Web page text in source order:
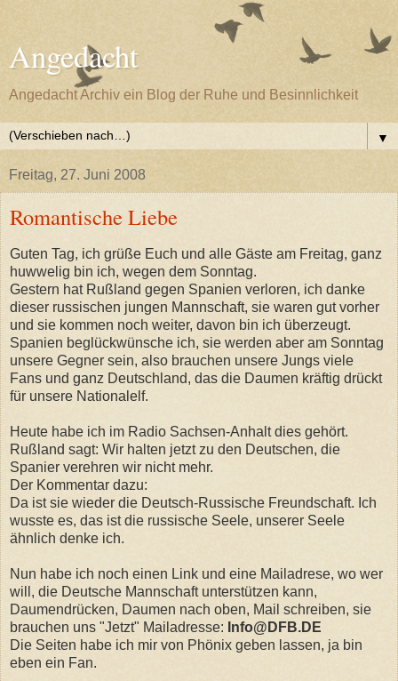
Angedacht
Angedacht Archiv ein Blog der Ruhe und Besinnlichkeit
▼
Freitag, 27. Juni 2008
Romantische Liebe
Guten Tag, ich grüße Euch und alle Gäste am Freitag, ganz
huwwelig bin ich, wegen dem Sonntag.
Gestern hat Rußland gegen Spanien verloren, ich danke
dieser russischen jungen Mannschaft, sie waren gut vorher
und sie kommen noch weiter, davon bin ich überzeugt.
Spanien beglückwünsche ich, sie werden aber am Sonntag
unsere Gegner sein, also brauchen unsere Jungs viele
Fans und ganz Deutschland, das die Daumen kräftig drückt
für unsere Nationalelf.
Heute habe ich im Radio Sachsen-Anhalt dies gehört.
Rußland sagt: Wir halten jetzt zu den Deutschen, die
Spanier verehren wir nicht mehr.
Der Kommentar dazu:
Da ist sie wieder die Deutsch-Russische Freundschaft. Ich
wusste es, das ist die russische Seele, unserer Seele
ähnlich denke ich.
Nun habe ich noch einen Link und eine Mailadrese, wo wer
will, die Deutsche Mannschaft unterstützen kann,
Daumendrücken, Daumen nach oben, Mail schreiben, sie
brauchen uns "Jetzt" Mailadresse: Info@DFB.DE
Die Seiten habe ich mir von Phönix geben lassen, ja bin
eben ein Fan.